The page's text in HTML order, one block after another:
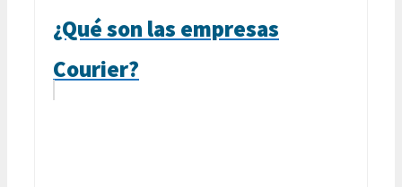
¿Qué son las empresas
Courier?